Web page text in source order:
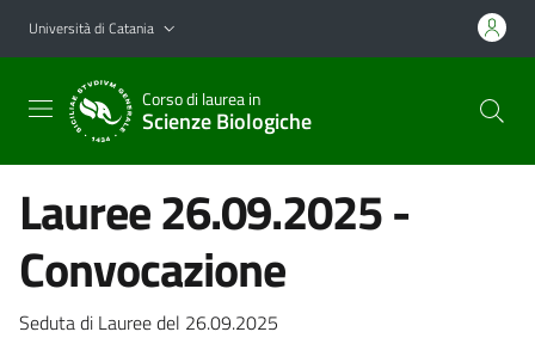
Vai al contenuto principale
Vai al menu di navigazione
Università di Catania
Corso di laurea in
Scienze Biologiche
Lauree 26.09.2025 -
Convocazione
Seduta di Lauree del 26.09.2025